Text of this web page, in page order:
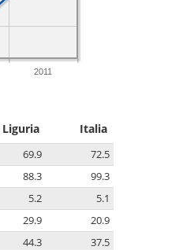
2011
Liguria Italia
69.9
72.5
88.3
99.3
5.2
5.1
29.9
20.9
44.3
37.5